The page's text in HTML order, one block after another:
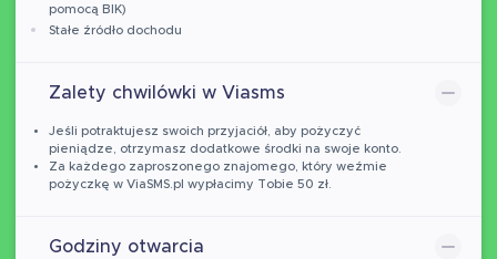
pomocą BIK)
Stałe źródło dochodu
Zalety chwilówki w Viasms
Jeśli potraktujesz swoich przyjaciół, aby pożyczyć
pieniądze, otrzymasz dodatkowe środki na swoje konto.
Za każdego zaproszonego znajomego, który weźmie
pożyczkę w ViaSMS.pl wypłacimy Tobie 50 zł.
Godziny otwarcia